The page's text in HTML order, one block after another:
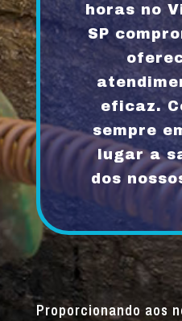
horas no
SP
eficaz.
sempre
lugar a
dos
Proporcionando aos